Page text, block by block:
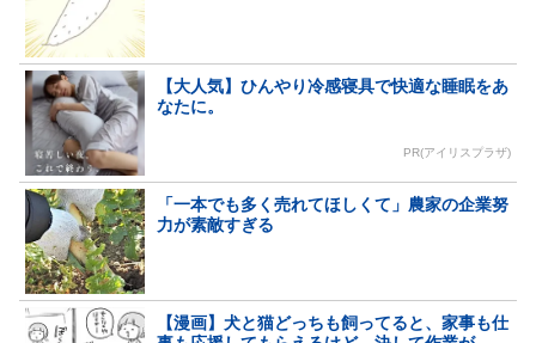
【大人気】ひんやり冷感寝具で快適な睡眠をあ
なたに。
PR(アイリスプラザ)
「一本でも多く売れてほしくて」農家の企業努
力が素敵すぎる
【漫画】犬と猫どっちも飼ってると、家事も仕